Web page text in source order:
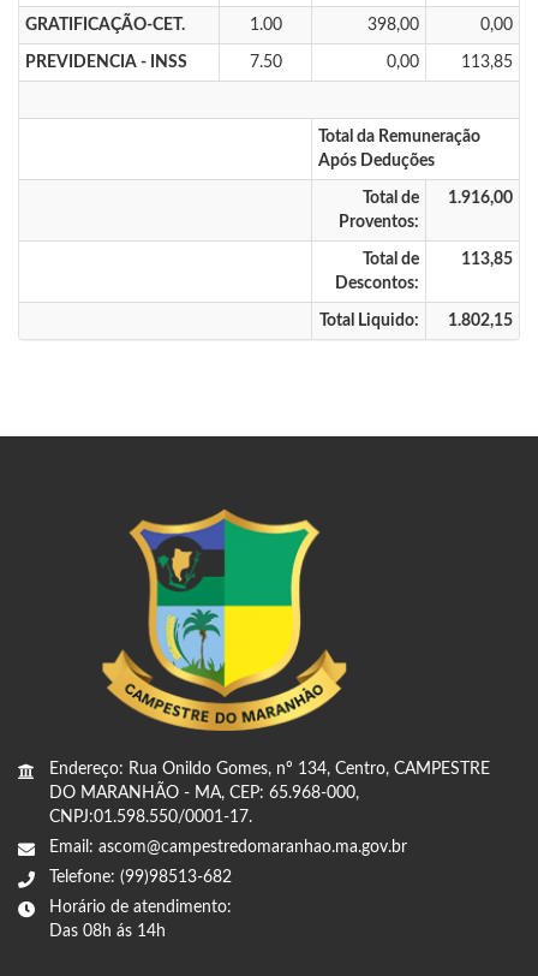
GRATIFICAÇÃO-CET. 1.00 398,00 0,00
PREVIDENCIA - INSS 7.50 0,00 113,85
Total da Remuneração
Após Deduções
Total de
Proventos:
1.916,00
Total de
Descontos:
113,85
Total Liquido: 1.802,15
Endereço: Rua Onildo Gomes, nº 134, Centro, CAMPESTRE
DO MARANHÃO - MA, CEP: 65.968-000,
CNPJ:01.598.550/0001-17.
Email: ascom@campestredomaranhao.ma.gov.br
Telefone: (99)98513-682
Horário de atendimento:
Das 08h ás 14h